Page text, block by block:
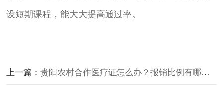
设短期课程，能大大提高通过率。
上一篇：贵阳农村合作医疗证怎么办？报销比例有哪些技巧？